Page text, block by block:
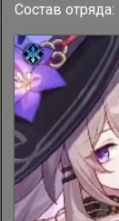
Состав